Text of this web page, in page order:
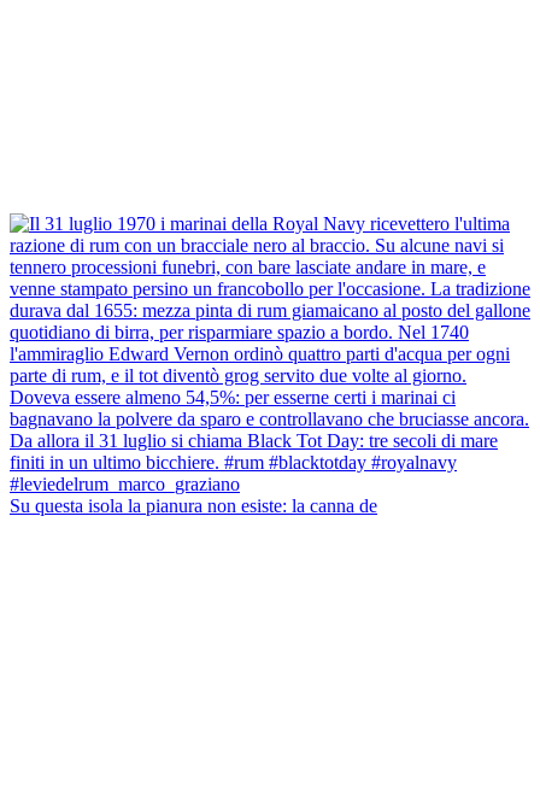
Su questa isola la pianura non esiste: la canna de